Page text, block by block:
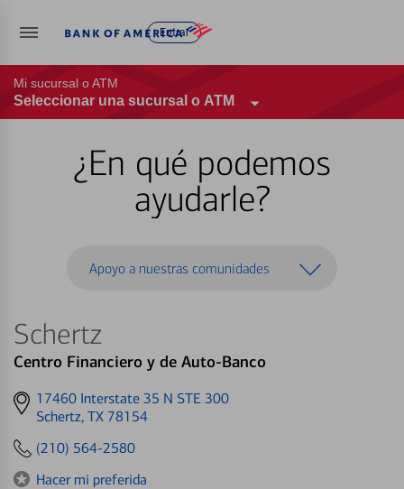
Entrar
Mi sucursal o ATM
Seleccionar una sucursal o ATM
¿En qué podemos
ayudarle?
Apoyo a nuestras comunidades
Schertz
Centro Financiero y de Auto-Banco
Get
directions
17460 Interstate 35 N STE 300
Schertz, TX 78154
(210) 564-2580
Hacer mi preferida